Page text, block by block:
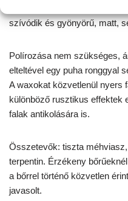
szívódik és gyönyörű, matt,
Polírozása nem szükséges,
elteltével egy puha ronggyal
A waxokat közvetlenül nyers
különböző rusztikus effektek
falak antikolására is.
Összetevők: tiszta
terpentin. Érzékeny
a bőrrel történő közvetlen
javasolt.